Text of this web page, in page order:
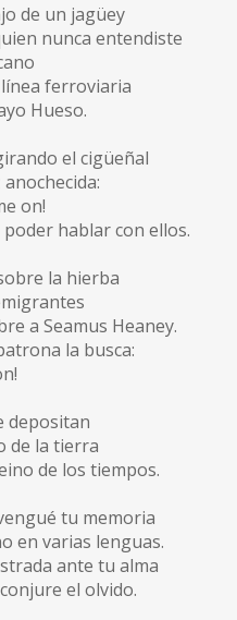
de un jagüey
nunca entendiste
ferroviaria
Hueso.
el cigüeñal
on!
hablar con ellos.
la hierba
a Seamus Heaney.
la busca:
depositan
de la tierra
de los tiempos.
tu memoria
en varias lenguas.
ante tu alma
el olvido.